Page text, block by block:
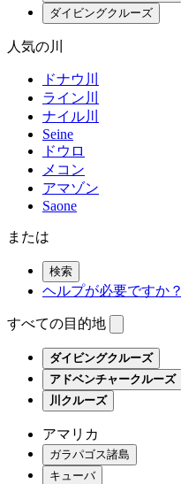
ダイビングクルーズ
人気の川
ドナウ川
ライン川
ナイル川
Seine
ドウロ
メコン
アマゾン
Saone
または
検索
ヘルプが必要ですか？
すべての目的地
ダイビングクルーズ
アドベンチャークルーズ
川クルーズ
アマリカ
ガラパゴス諸島
キューバ